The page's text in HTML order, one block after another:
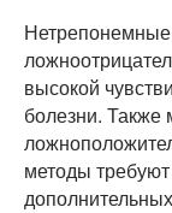
высокой
болезни. Также
методы